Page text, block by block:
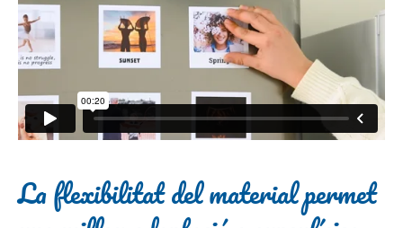
La flexibilitat del material permet